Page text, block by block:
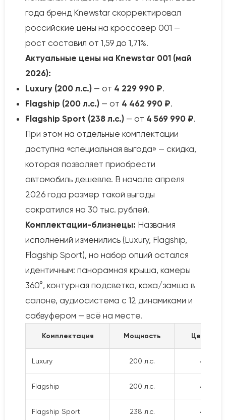
года бренд Knewstar скорректировал
российские цены на кроссовер 001 —
рост составил от 1,59 до 1,71%.
Актуальные цены на Knewstar 001 (май
2026):
Luxury (200 л.с.) — от 4 229 990 ₽.
Flagship (200 л.с.) — от 4 462 990 ₽.
Flagship Sport (238 л.с.) — от 4 569 990 ₽.
При этом на отдельные комплектации
доступна «специальная выгода» — скидка,
которая позволяет приобрести
автомобиль дешевле. В начале апреля
2026 года размер такой выгоды
сократился на 30 тыс. рублей.
Комплектации-близнецы: Названия
исполнений изменились (Luxury, Flagship,
Flagship Sport), но набор опций остался
идентичным: панорамная крыша, камеры
360°, контурная подсветка, кожа/замша в
салоне, аудиосистема с 12 динамиками и
сабвуфером — всё на месте.
Комплектация Мощность Цена
Luxury 200 л.с. 4 229
Flagship 200 л.с. 4 462
Flagship Sport 238 л.с. 4 569